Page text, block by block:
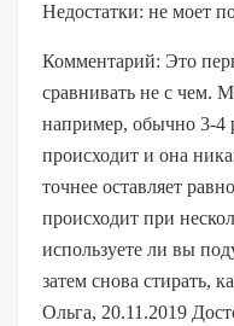
Недостатки: не моет
Комментарий: Это
сравнивать не с чем.
например, обычно 3-4
происходит и она
точнее оставляет
происходит при
используете ли вы
затем снова стирать,
Ольга, 20.11.2019